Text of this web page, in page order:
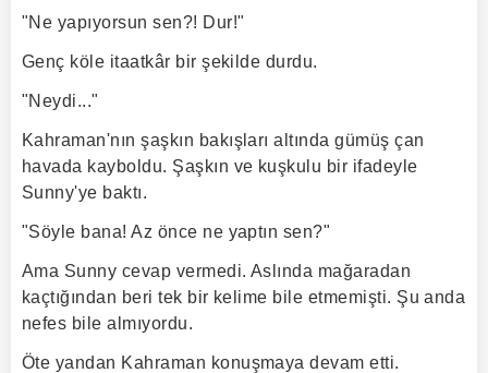
"Ne yapıyorsun sen?! Dur!"
Genç köle itaatkâr bir şekilde durdu.
"Neydi..."
Kahraman'nın şaşkın bakışları altında gümüş çan
havada kayboldu. Şaşkın ve kuşkulu bir ifadeyle
Sunny'ye baktı.
"Söyle bana! Az önce ne yaptın sen?"
Ama Sunny cevap vermedi. Aslında mağaradan
kaçtığından beri tek bir kelime bile etmemişti. Şu anda
nefes bile almıyordu.
Öte yandan Kahraman konuşmaya devam etti.